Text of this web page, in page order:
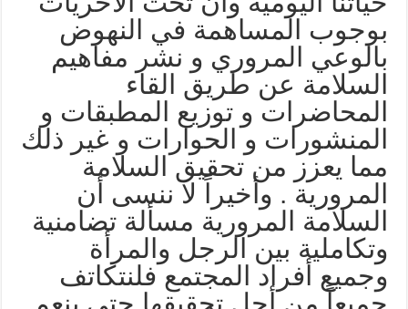
المساهمة في النهوض
المروري و نشر مفاهيم
عن طريق القاء
و توزيع المطبقات و
و الحوارات و غير ذلك
يعزز من تحقيق السلامة
. وأخيراً لا ننسى أن
المرورية مسألة تضامنية
بين الرجل والمرأة
أفراد المجتمع فلنتكاتف